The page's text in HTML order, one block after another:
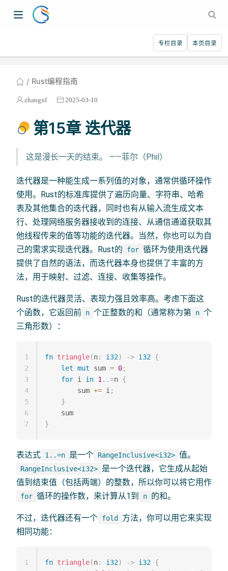
专栏目录 本页目录
Rust编程指南
zhangxf 2025-03-10
第15章 迭代器
这是漫长一天的结束。 ——菲尔（Phil）
迭代器是一种能生成一系列值的对象，通常供循环操作
使用。Rust的标准库提供了遍历向量、字符串、哈希
表及其他集合的迭代器，同时也有从输入流生成文本
行、处理网络服务器接收到的连接、从通信通道获取其
他线程传来的值等功能的迭代器。当然，你也可以为自
己的需求实现迭代器。Rust的
for 循环为使用迭代器
提供了自然的语法，而迭代器本身也提供了丰富的方
法，用于映射、过滤、连接、收集等操作。
Rust的迭代器灵活、表现力强且效率高。考虑下面这
个函数，它返回前 n 个正整数的和（通常称为第 n 个
三角形数）：
fn triangle(n: i32) -> i32 {
let mut sum = 0;
for i in 1..=n {
        sum
+= i;
}
}
1
2
3
4
5
6
7
表达式 1..=n 是一个 RangeInclusive<i32> 值。
RangeInclusive<i32> 是一个迭代器，它生成从起始
值到结束值（包括两端）的整数，所以你可以将它用作
for 循环的操作数，来计算从1到 n 的和。
不过，迭代器还有一个 fold
方法，你可以用它来实现
相同功能：
fn triangle(n: i32) -> i32 {
1